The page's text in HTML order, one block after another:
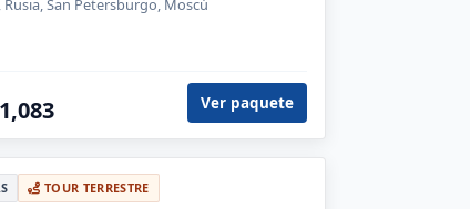
Ver paquete
TOUR TERRESTRE